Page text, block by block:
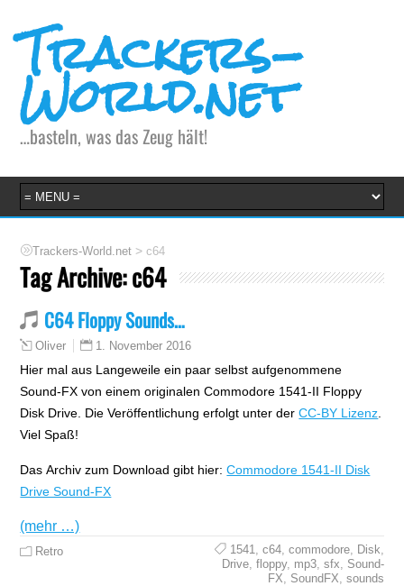
Trackers-
World.net
…basteln, was das Zeug hält!
Trackers-World.net >c64
Tag Archive:c64
C64 Floppy Sounds…
Oliver 1. November 2016
Hier mal aus Langeweile ein paar selbst aufgenommene
Sound-FX von einem originalen Commodore 1541-II Floppy
Disk Drive. Die Veröffentlichung erfolgt unter derCC-BY Lizenz
Viel Spaß!
Das Archiv zum Download gibt hier:Commodore 1541-II Disk
Drive Sound-FX
(mehr …)
Retro 1541, c64, commodore, Disk,
Drive, floppy, mp3, sfx, Sound-
FX, SoundFX, sounds